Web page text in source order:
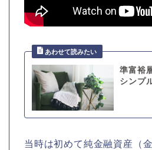
準富裕
シンプ
当時は初めて純金融資産（